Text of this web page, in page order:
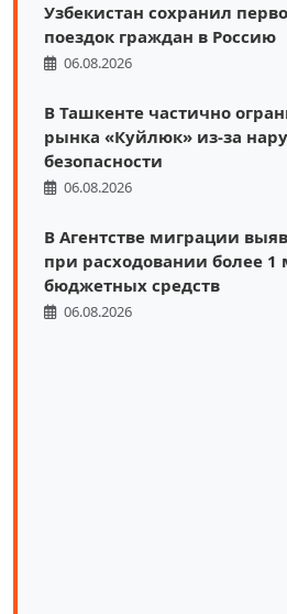
Узбекистан сохранил
поездок граждан в Россию
06.08.2026
В Ташкенте частично
рынка «Куйлюк» из-за
безопасности
06.08.2026
В Агентстве миграции
при расходовании более
бюджетных средств
06.08.2026